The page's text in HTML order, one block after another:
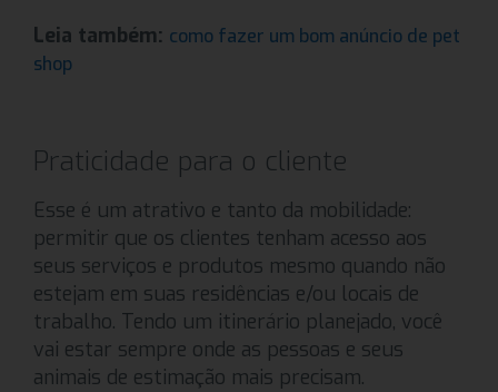
Leia também: como fazer um bom anúncio de pet
shop
Praticidade para o cliente
Esse é um atrativo e tanto da mobilidade:
permitir que os clientes tenham acesso aos
seus serviços e produtos mesmo quando não
estejam em suas residências e/ou locais de
trabalho. Tendo um itinerário planejado, você
vai estar sempre onde as pessoas e seus
animais de estimação mais precisam.